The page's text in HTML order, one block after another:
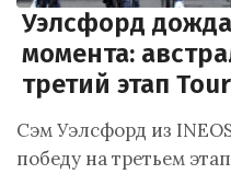
Уэлсфорд
момента:
третий этап
Сэм Уэлсфорд из
победу на третьем